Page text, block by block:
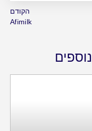
הקודם
Afimilk